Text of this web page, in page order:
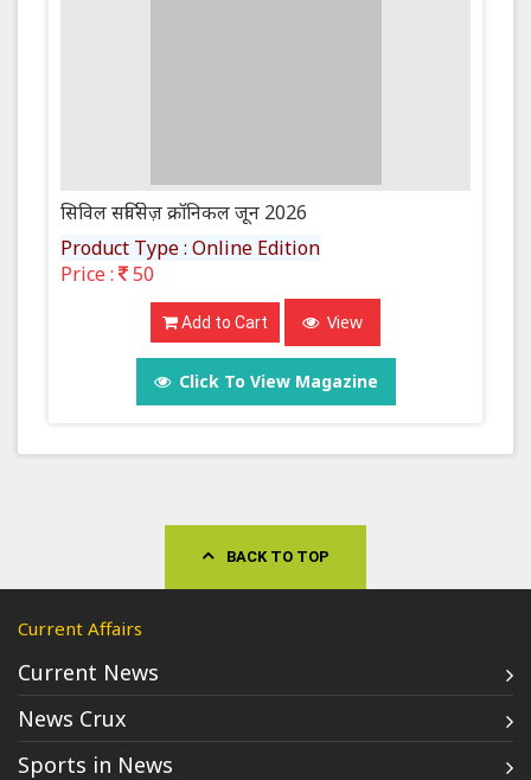
सिविल सर्विसेज़ क्रॉनिकल जून 2026
Product Type : Online Edition
Price :
50
Add to Cart View
Click To View Magazine
BACK TO TOP
Current Affairs
Current News
News Crux
Sports in News